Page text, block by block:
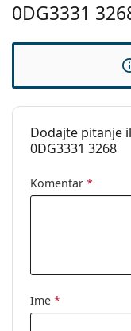
0DG3331
Dodajte pitanje
0DG3331 3268
Komentar *
Ime *